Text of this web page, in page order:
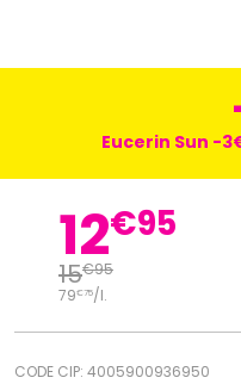
Eucerin Sun -
12€95
15€95
79€75/l.
CODE CIP: 4005900936950